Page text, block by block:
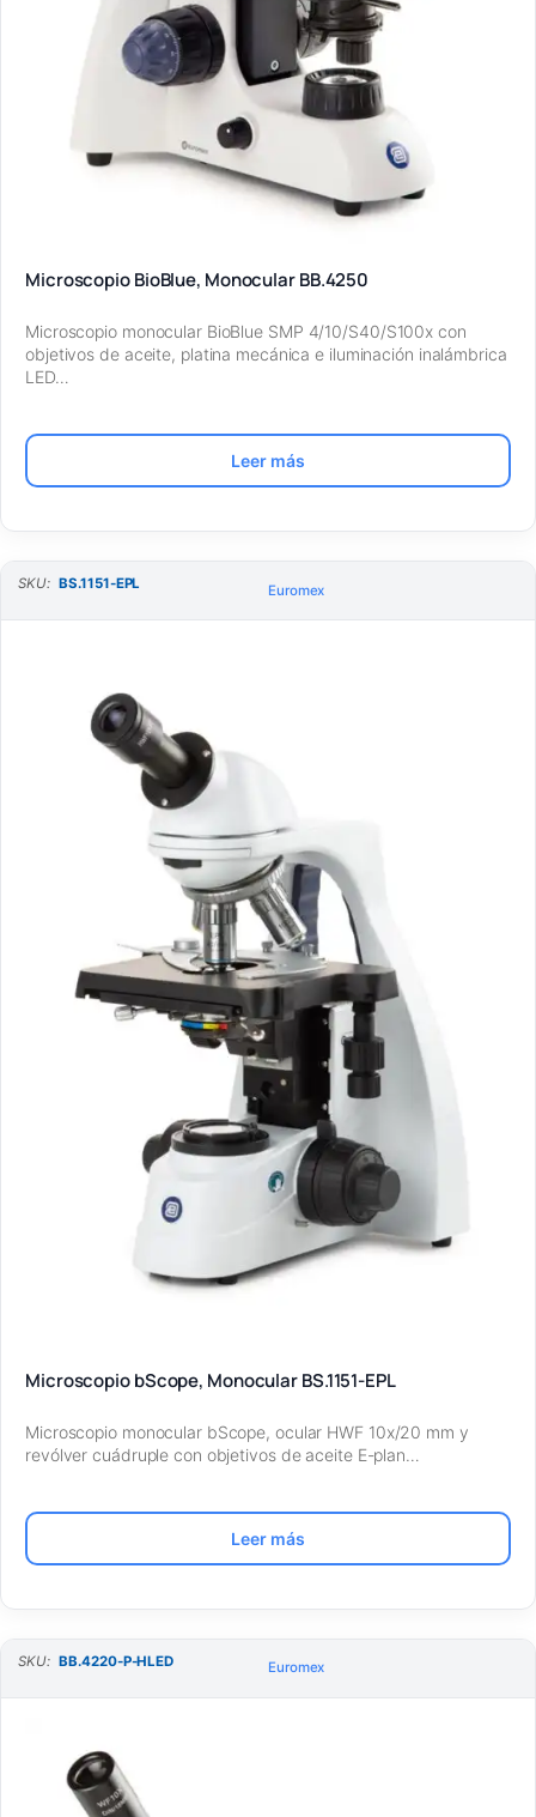
Microscopio BioBlue, Monocular BB.4250
Microscopio monocular BioBlue SMP 4/10/S40/S100x con
objetivos de aceite, platina mecánica e iluminación inalámbrica
LED…
Leer más
SKU: BS.1151-EPL Euromex
Microscopio bScope, Monocular BS.1151-EPL
Microscopio monocular bScope, ocular HWF 10x/20 mm y
revólver cuádruple con objetivos de aceite E-plan…
Leer más
SKU: BB.4220-P-HLED Euromex